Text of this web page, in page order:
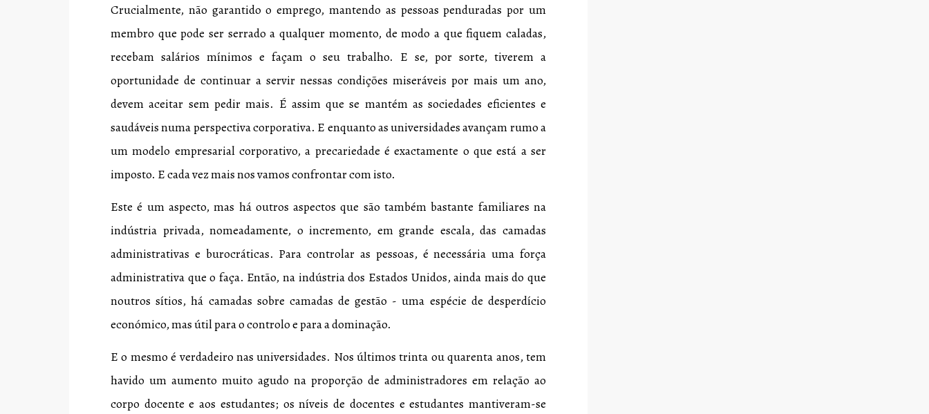
Crucialmente, não garantido o emprego, mantendo as pessoas penduradas por um
membro que pode ser serrado a qualquer momento, de modo a que fiquem caladas,
recebam salários mínimos e façam o seu trabalho. E se, por sorte, tiverem a
oportunidade de continuar a servir nessas condições miseráveis por mais um ano,
devem aceitar sem pedir mais. É assim que se mantém as sociedades eficientes e
saudáveis numa perspectiva corporativa. E enquanto as universidades avançam rumo a
um modelo empresarial corporativo, a precariedade é exactamente o que está a ser
imposto. E cada vez mais nos vamos confrontar com isto.
Este é um aspecto, mas há outros aspectos que são também bastante familiares na
indústria privada, nomeadamente, o incremento, em grande escala, das camadas
administrativas e burocráticas. Para controlar as pessoas, é necessária uma força
administrativa que o faça. Então, na indústria dos Estados Unidos, ainda mais do que
noutros sítios, há camadas sobre camadas de gestão - uma espécie de desperdício
económico, mas útil para o controlo e para a dominação.
E o mesmo é verdadeiro nas universidades. Nos últimos trinta ou quarenta anos, tem
havido um aumento muito agudo na proporção de administradores em relação ao
corpo docente e aos estudantes; os níveis de docentes e estudantes mantiveram-se